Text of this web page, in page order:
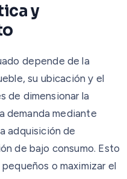
y
depende de la
su ubicación y el
de dimensionar la
demanda mediante
adquisición de
de bajo consumo. Esto
o maximizar el